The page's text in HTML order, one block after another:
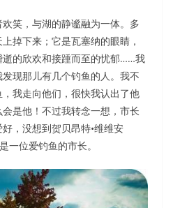
笑，与湖的静谧融为一体。多
掉下来；它是瓦塞纳的眼睛，
的欣欢和接踵而至的忧郁……我
现那儿有几个钓鱼的人。我不
我走向他们，很快我认出了他
是他！不过我转念一想，市长
，没想到贺贝昂特•维维安
一位爱钓鱼的市长。